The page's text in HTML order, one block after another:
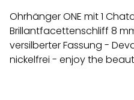
Ohrhänger ONE mit 1
Brillantfacettenschliff 8
versilberter Fassung -
nickelfrei - enjoy the